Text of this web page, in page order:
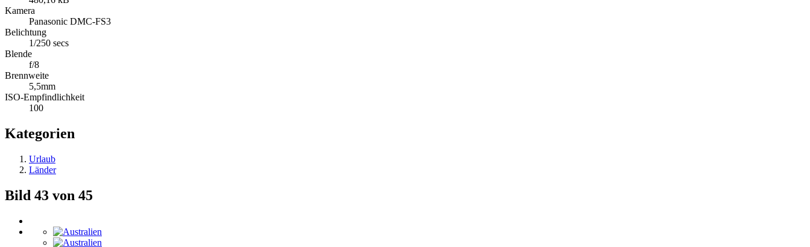
Kamera
Panasonic DMC-FS3
Belichtung
1/250 secs
Blende
f/8
Brennweite
5,5mm
ISO-Empfindlichkeit
100
Kategorien
Urlaub
Länder
Bild 43 von 45